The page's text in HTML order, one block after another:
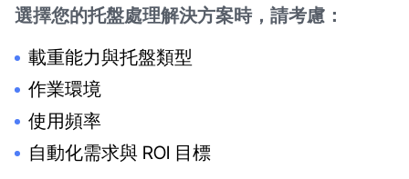
選擇您的托盤處理解決方案時，請考慮：
載重能力與托盤類型
作業環境
使用頻率
自動化需求與 ROI 目標